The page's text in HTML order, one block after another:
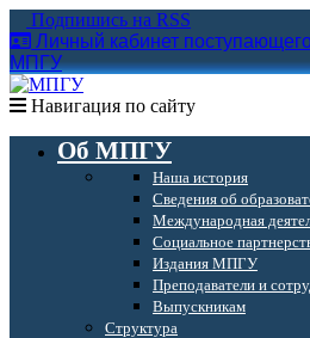
Подпишись на RSS
Личный кабинет
МПГУ
Навигация по сайту
Об МПГУ
Наша история
Сведения об
Международная
Социальное
Издания МПГУ
Преподаватели и
Выпускникам
Структура